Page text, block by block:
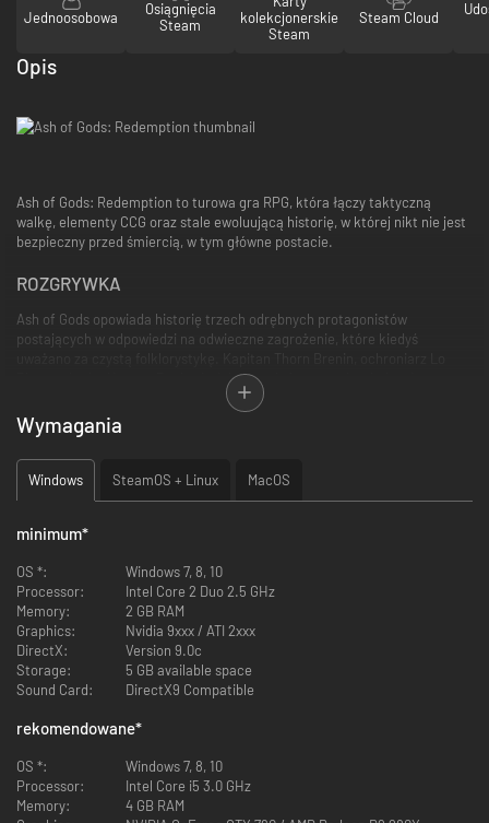
Jednoosobowa
Osiągnięcia
Steam
kolekcjonerskie
Steam
Steam Cloud
Opis
Ash of Gods: Redemption to turowa gra RPG, która łączy taktyczną
walkę, elementy CCG oraz stale ewoluującą historię, w której nikt nie jest
bezpieczny przed śmiercią, w tym główne postacie.
ROZGRYWKA
Ash of Gods opowiada historię trzech odrębnych protagonistów
postających w odpowiedzi na odwieczne zagrożenie, które kiedyś
Pheng, skryba Hopper Rouley i wielu innych, jeszcze nie wiedzą, że
żniwiarze powrócili i mają zamiar zatopić świat we krwi, by obudzić
śpiących bogów.
Fabuła Ash of Gods stale się rozwija wskutek wyborów gracza, czasem
prowadząc nawet do śmierci. Jednak śmierć postaci nie oznacza końca
Wymagania
Windows SteamOS + Linux MacOS
minimum*
OS *:
Windows 7, 8, 10
Processor:
Intel Core 2 Duo 2.5 GHz
Memory:
2 GB RAM
Graphics:
Nvidia 9xxx / ATI 2xxx
DirectX:
Version 9.0c
Storage:
5 GB available space
Sound Card:
DirectX9 Compatible
rekomendowane*
OS *:
Windows 7, 8, 10
Processor:
Intel Core i5 3.0 GHz
Memory:
4 GB RAM